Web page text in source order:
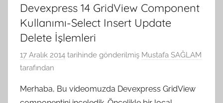
Devexpress 14 GridView Component
Kullanımı-Select Insert Update
Delete İşlemleri
17 Aralık 2014 tarihinde gönderilmiş Mustafa SAĞLAM
tarafından
Merhaba, Bu videomuzda Devexpress GridView